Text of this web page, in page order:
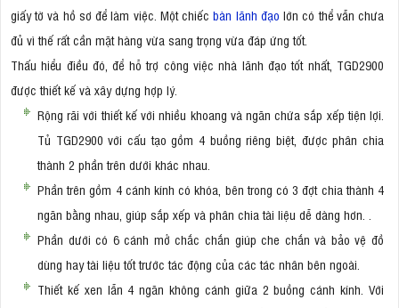
giấy tờ và hồ sơ để làm việc. Một chiếcbàn lãnh đạo lớn có thể vẫn chưa
đủ vì thế rất cần mặt hàng vừa sang trọng vừa đáp ứng tốt.
Thấu hiểu điều đó, để hỗ trợ công việc nhà lãnh đạo tốt nhất, TGD2900
được thiết kế và xây dựng hợp lý.
Rộng rãi với thiết kế với nhiều khoang và ngăn chứa sắp xếp tiện lợi.
Tủ TGD2900 với cấu tạo gồm 4 buồng riêng biệt, được phân chia
thành 2 phần trên dưới khác nhau.
Phần trên gồm 4 cánh kính có khóa, bên trong có 3 đợt chia thành 4
ngăn bằng nhau, giúp sắp xếp và phân chia tài liệu dễ dàng hơn. .
Phần dưới có 6 cánh mở chắc chắn giúp che chắn và bảo vệ đồ
dùng hay tài liệu tốt trước tác động của các tác nhân bên ngoài.
Thiết kế xen lẫn 4 ngăn không cánh giữa 2 buồng cánh kính. Với